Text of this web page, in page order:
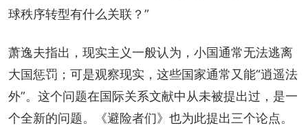
球秩序转型有什么关联？”
萧逸夫指出，现实主义一般认为，小国通常无法逃离
大国惩罚；可是观察现实，这些国家通常又能“逍遥法
外”。这个问题在国际关系文献中从未被提出过，是一
个全新的问题。《避险者们》也为此提出三个论点。